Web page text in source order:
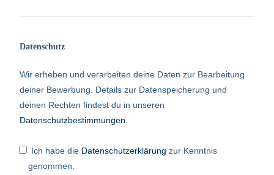
Datenschutz
Wir erheben und verarbeiten deine Daten zur Bearbeitung
deiner Bewerbung. Details zur Datenspeicherung und
deinen Rechten findest du in unseren
Datenschutzbestimmungen
Ich habe die Datenschutzerklärung zur Kenntnis
genommen.